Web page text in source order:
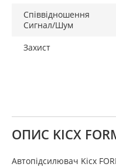
Співвідношення
Сигнал/Шум
Захист
ОПИС KICX
Автопідсилювач Kicx